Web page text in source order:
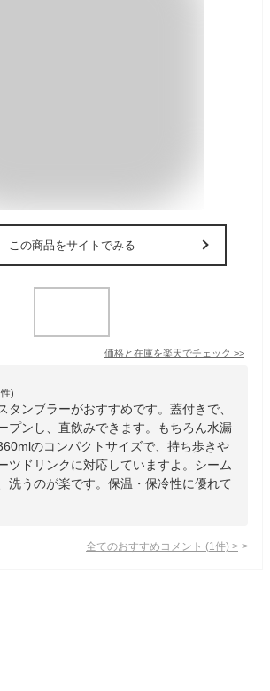
この商品をサイトでみる
価格と在庫を楽天でチェック >>
)
タンブラーがおすすめです。蓋付きで、
プンし、直飲みできます。もちろん水漏
のコンパクトサイズで、持ち歩きや
ツドリンクに対応していますよ。シーム
洗うのが楽です。保温・保冷性に優れて
全てのおすすめコメント (1 件) >